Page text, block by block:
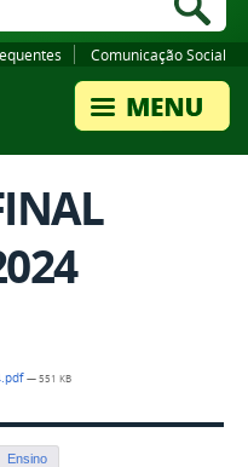
Comunicação Social
— 551 KB
Ensino